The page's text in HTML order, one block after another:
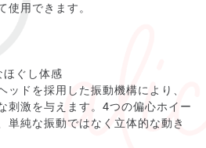
使用できます。
ぐし体感
ッドを採用した振動機構により、
刺激を与えます。4つの偏心ホイー
単純な振動ではなく立体的な動き